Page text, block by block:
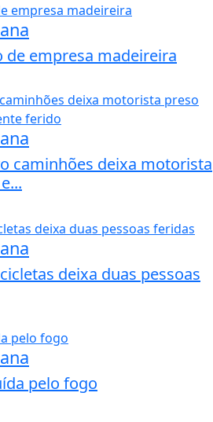
empresa madeireira
caminhões deixa motorista
deixa duas pessoas
pelo fogo